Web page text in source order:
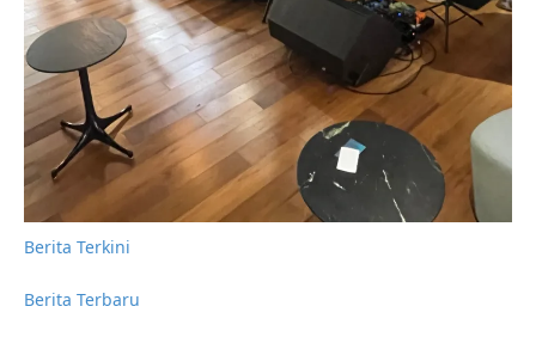
Berita Terkini
Berita Terbaru